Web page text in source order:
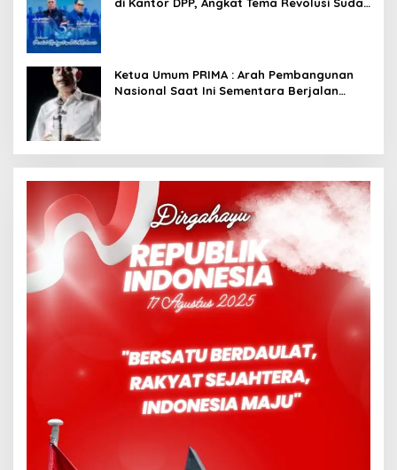
Ketua Umum PRIMA : Arah Pembangunan
Nasional Saat Ini Sementara Berjalan